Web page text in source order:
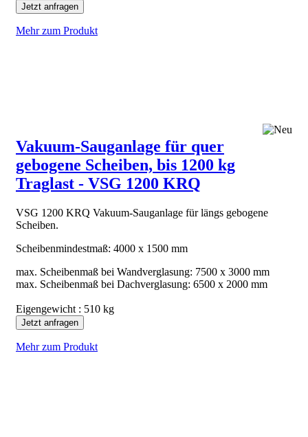
Jetzt anfragen
Mehr zum Produkt
Vakuum-Sauganlage für quer
gebogene Scheiben, bis 1200 kg
Traglast - VSG 1200 KRQ
VSG 1200 KRQ Vakuum-Sauganlage für längs gebogene
Scheiben.
Scheibenmindestmaß: 4000 x 1500 mm
max. Scheibenmaß bei Wandverglasung: 7500 x 3000 mm
max. Scheibenmaß bei Dachverglasung: 6500 x 2000 mm
Eigengewicht : 510 kg
Jetzt anfragen
Mehr zum Produkt